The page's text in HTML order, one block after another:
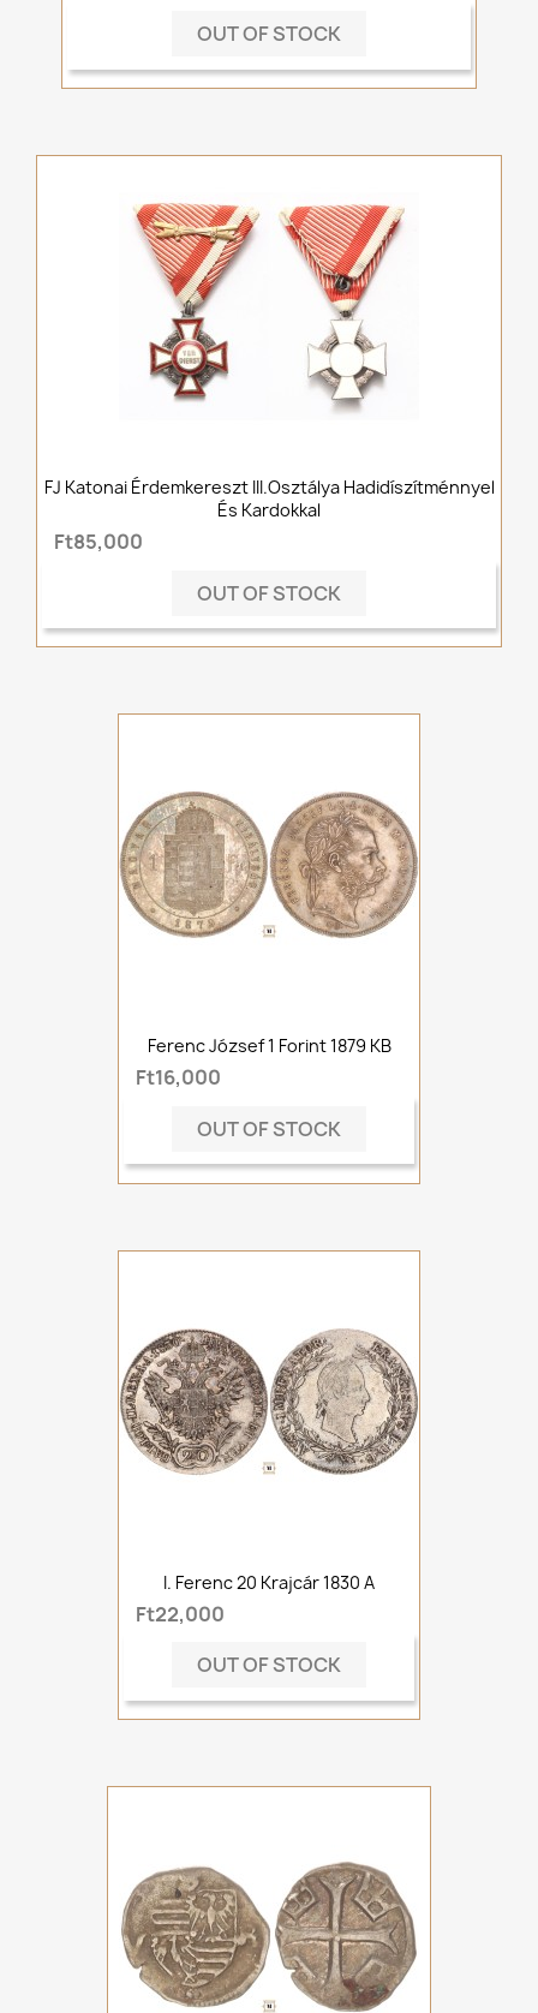
OUT OF STOCK
FJ Katonai Érdemkereszt III.osztálya Hadidíszítménnyel
És Kardokkal
Ft85,000
OUT OF STOCK
Ferenc József 1 Forint 1879 KB
Ft16,000
OUT OF STOCK
I. Ferenc 20 Krajcár 1830 A
Ft22,000
OUT OF STOCK